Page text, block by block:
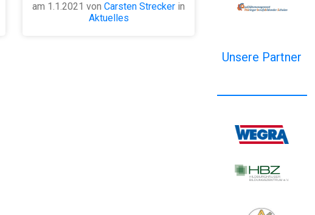
am 1.1.2021 vonCarsten Strecker in
Aktuelles
Unsere Partner